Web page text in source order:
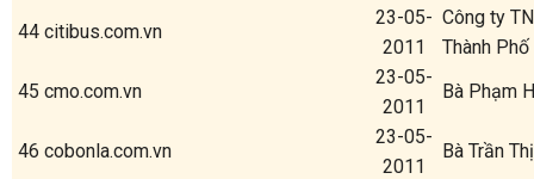
44 citibus.com.vn
23-05-
2011
Công ty
Thành
45 cmo.com.vn
23-05-
2011
Bà Phạm
46 cobonla.com.vn
23-05-
2011
Bà Trần